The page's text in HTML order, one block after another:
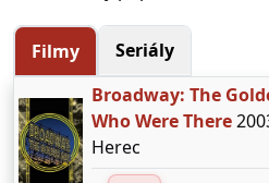
Filmy
Seriály
Broadway: The
Who Were There
Herec